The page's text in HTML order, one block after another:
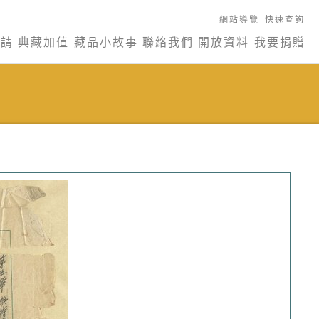
網站導覽 快速查詢
典藏加值 藏品小故事 聯絡我們 開放資料 我要捐贈